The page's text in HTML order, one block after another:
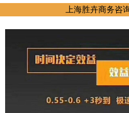
上海胜卉商务咨